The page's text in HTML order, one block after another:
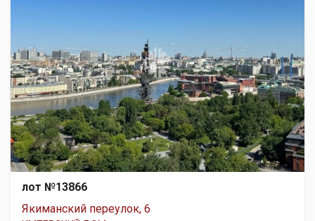
лот №13866
Якиманский переулок, 6